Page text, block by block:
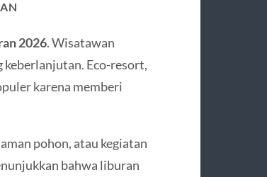
2026. Wisatawan
Eco-resort,
karena memberi
pohon, atau kegiatan
bahwa liburan